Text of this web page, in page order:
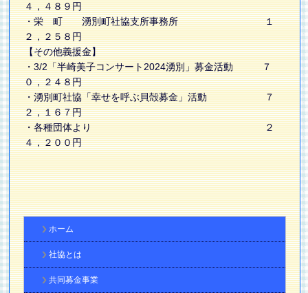
４，４８９円
・栄 町 湧別町社協支所事務所 １
２，２５８円
【その他義援金】
・3/2「半崎美子コンサート2024湧別」募金活動 ７
０，２４８円
・湧別町社協「幸せを呼ぶ貝殻募金」活動 ７
２，１６７円
・各種団体より ２
４，２００円
ホーム
社協とは
共同募金事業